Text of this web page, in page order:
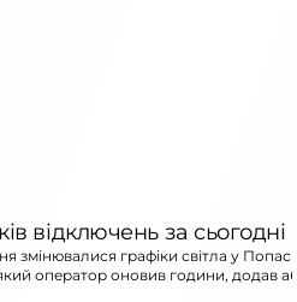
відключень за сьогодні
змінювалися графіки світла у
оператор оновив години, додав